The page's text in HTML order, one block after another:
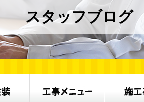
スタッフブログ